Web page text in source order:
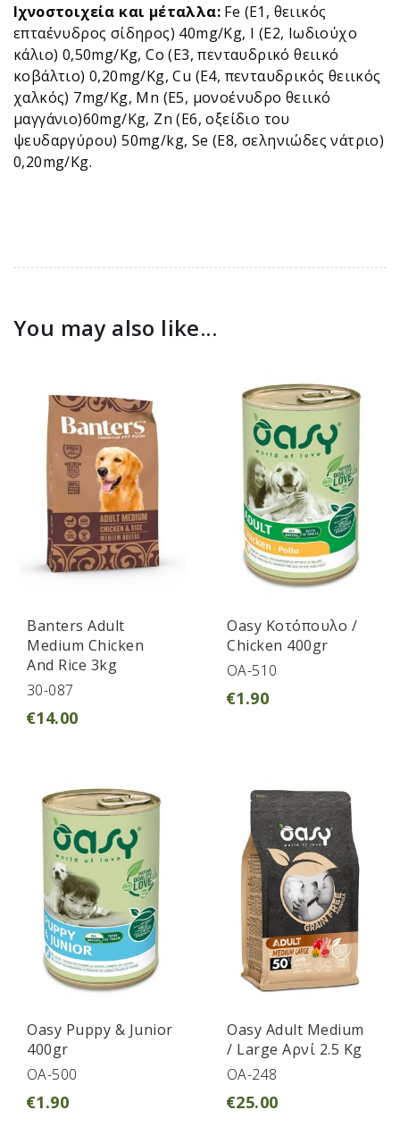
Ιχνοστοιχεία και μέταλλα: Fe (E1, θειικός
επταένυδρος σίδηρος) 40mg/Kg, I (E2, Ιωδιούχο
κάλιο) 0,50mg/Kg, Co (E3, πενταυδρικό θειικό
κοβάλτιο) 0,20mg/Kg, Cu (E4, πενταυδρικός θειικός
χαλκός) 7mg/Kg, Μn (E5, μονοένυδρο θειικό
μαγγάνιο)60mg/Kg, Zn (E6, οξείδιο του
ψευδαργύρου) 50mg/kg, Se (E8, σεληνιώδες νάτριο)
0,20mg/Kg.
You may also like...
Banters Adult
Medium Chicken
And Rice 3kg
30-087
€14.00
Oasy Κοτόπουλο /
Chicken 400gr
OA-510
€1.90
Oasy Puppy & Junior
400gr
OA-500
€1.90
Oasy Adult Medium
/ Large Αρνί 2.5 Kg
OA-248
€25.00